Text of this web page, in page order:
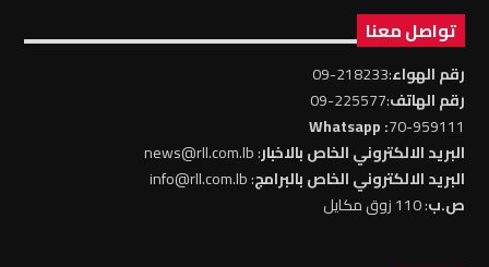
تواصل معنا
رقم الهواء:218233-09
رقم الهاتف:225577-09
70-959111
: Whatsapp
البريد الالكتروني الخاص بالاخبار: news@rll.com.lb
البريد الالكتروني الخاص بالبرامج: info@rll.com.lb
ص.ب: 110 زوق مكايل